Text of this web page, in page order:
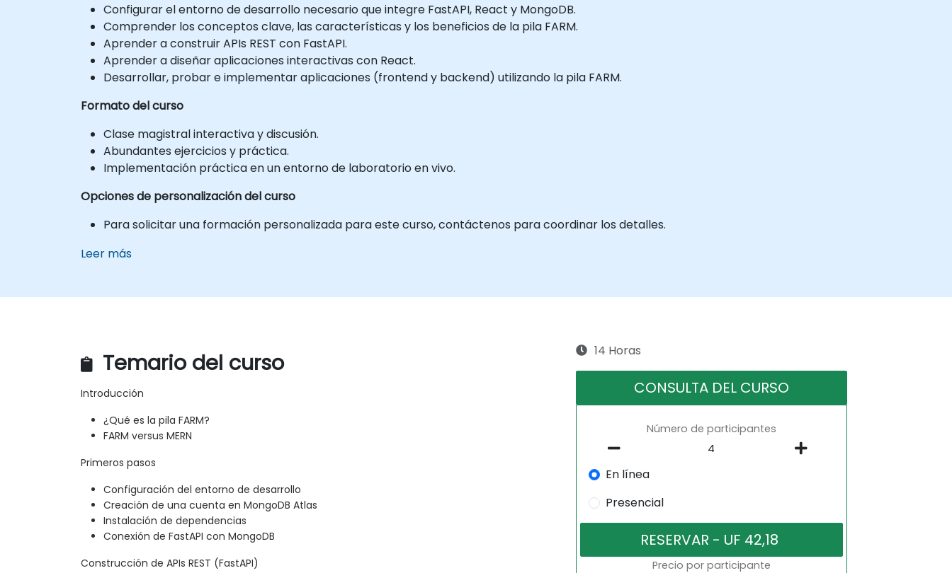
Configurar el entorno de desarrollo necesario que integre FastAPI, React y MongoDB.
Comprender los conceptos clave, las características y los beneficios de la pila FARM.
Aprender a construir APIs REST con FastAPI.
Aprender a diseñar aplicaciones interactivas con React.
Desarrollar, probar e implementar aplicaciones (frontend y backend) utilizando la pila FARM.
Formato del curso
Clase magistral interactiva y discusión.
Abundantes ejercicios y práctica.
Implementación práctica en un entorno de laboratorio en vivo.
Opciones de personalización del curso
Para solicitar una formación personalizada para este curso, contáctenos para coordinar los detalles.
Leer más
Temario del curso
Introducción
¿Qué es la pila FARM?
FARM versus MERN
Primeros pasos
Configuración del entorno de desarrollo
Creación de una cuenta en MongoDB Atlas
Instalación de dependencias
Conexión de FastAPI con MongoDB
Construcción de APIs REST (FastAPI)
14 Horas
CONSULTA DEL CURSO
Número de participantes
En línea
Presencial
Precio por participante